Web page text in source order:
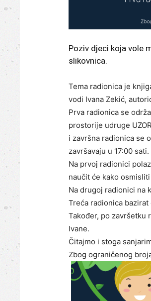
Poziv djeci koja vole
slikovnica.
Tema radionica je
vodi Ivana Zekić,
Prva radionica se
prostorije udruge
i završna radionica se
završavaju u 17:00 sati.
Na prvoj radionici
naučit će kako
Na drugoj radionici na
Treća radionica
Također, po završetku
Ivane.
Čitajmo i stoga
Zbog ograničenog